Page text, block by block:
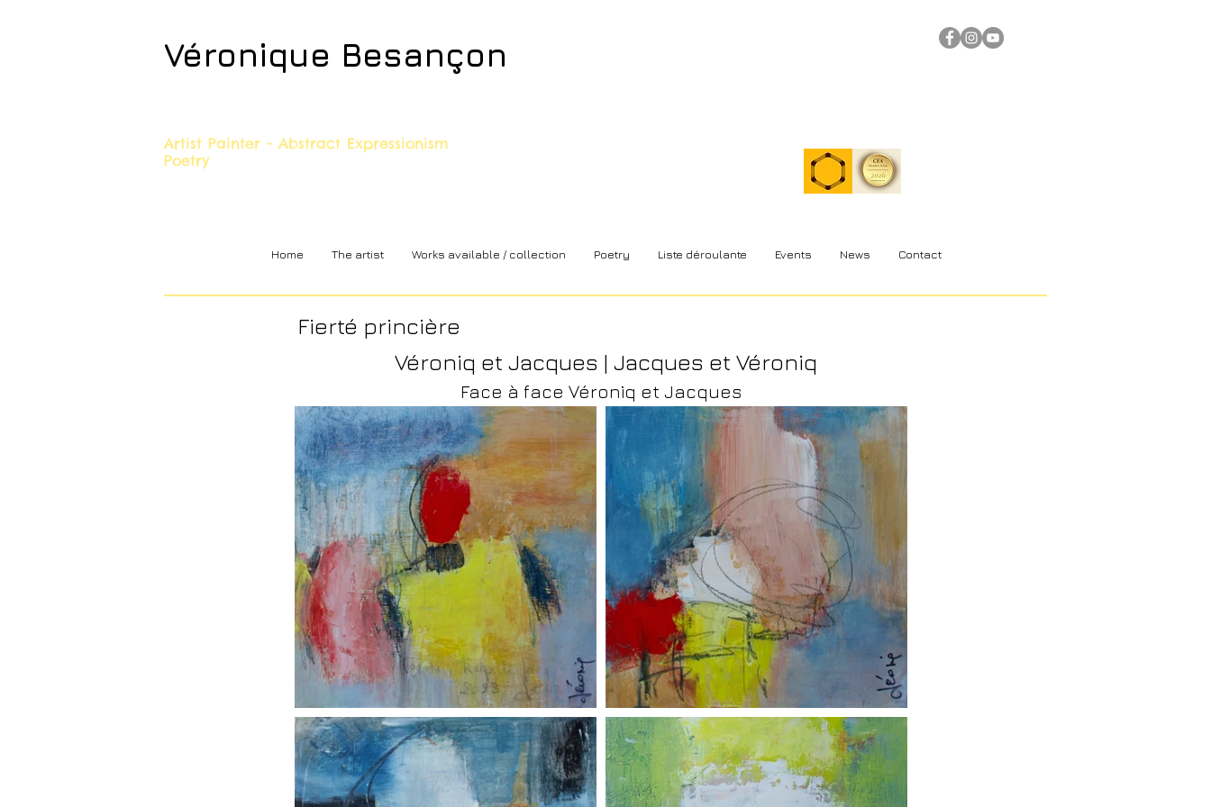
Véronique Besançon
Artist Painter - Abstract Expressionism
Poetry
Home The artist Works available / collection Poetry Liste déroulante Events News Contact
Fierté princière
Véroniq et Jacques | Jacques et Véroniq
Face à face Véroniq et Jacques